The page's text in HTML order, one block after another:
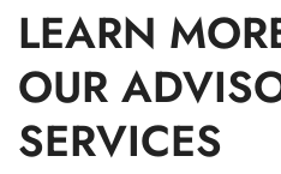
LEARN
OUR
SERVICES